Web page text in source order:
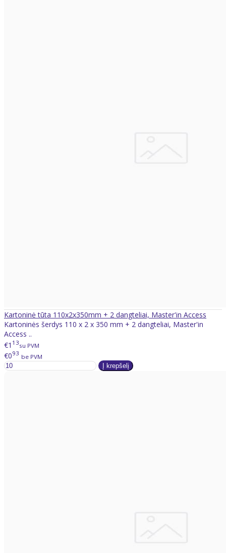
Kartoninė tūta 110x2x350mm + 2 dangteliai, Master'in Access
Kartoninės šerdys 110 x 2 x 350 mm + 2 dangteliai, Master'in
Access ..
€1 13su PVM
€093 be PVM